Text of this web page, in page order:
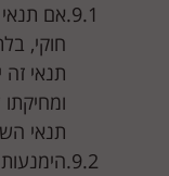
אם
חוקי,
תנאי
תנאי